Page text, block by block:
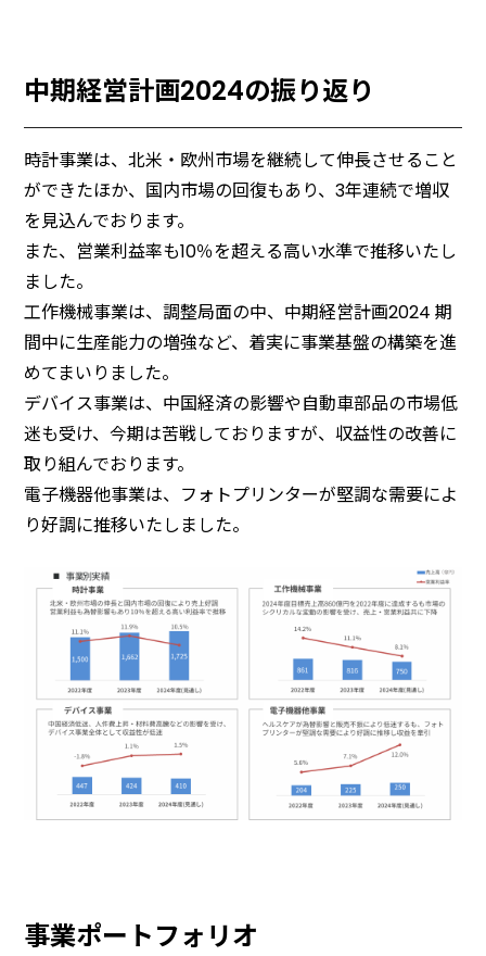
中期経営計画2024の振り返り
時計事業は、北米・欧州市場を継続して伸⾧させること
ができたほか、国内市場の回復もあり、3年連続で増収
を見込んでおります。
また、営業利益率も10％を超える高い水準で推移いたし
ました。
工作機械事業は、調整局面の中、中期経営計画2024 期
間中に生産能力の増強など、着実に事業基盤の構築を進
めてまいりました。
デバイス事業は、中国経済の影響や自動車部品の市場低
迷も受け、今期は苦戦しておりますが、収益性の改善に
取り組んでおります。
電子機器他事業は、フォトプリンターが堅調な需要によ
り好調に推移いたしました。
事業ポートフォリオ